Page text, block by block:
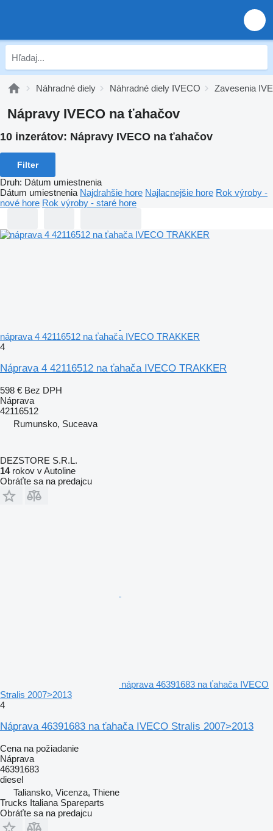
Náhradné diely Náhradné diely IVECO Zavesenia
Nápravy IVECO na ťahačov
10 inzerátov: Nápravy IVECO na ťahačov
Filter
Druh: Dátum umiestnenia
Dátum umiestnenia Najdrahšie hore Najlacnejšie hore Rok výroby -
nové hore Rok výroby - staré hore
náprava 4 42116512 na ťahača IVECO TRAKKER
4
Náprava 4 42116512 na ťahača IVECO TRAKKER
598 € Bez DPH
Náprava
42116512
Rumunsko, Suceava
DEZSTORE S.R.L.
14rokov v Autoline
Obráťte sa na predajcu
náprava 46391683 na ťahača IVECO
Stralis 2007>2013
4
Náprava 46391683 na ťahača IVECO Stralis 2007>2013
Cena na požiadanie
Náprava
46391683
diesel
Taliansko, Vicenza, Thiene
Trucks Italiana Spareparts
Obráťte sa na predajcu